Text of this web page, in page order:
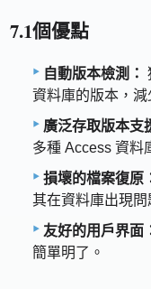
7.1個優點
自動版本檢測：
資料庫的版本，減
廣泛存取版本支
多種 Access 資料
損壞的檔案復原
其在資料庫出現問
友好的用戶界面
簡單明了。